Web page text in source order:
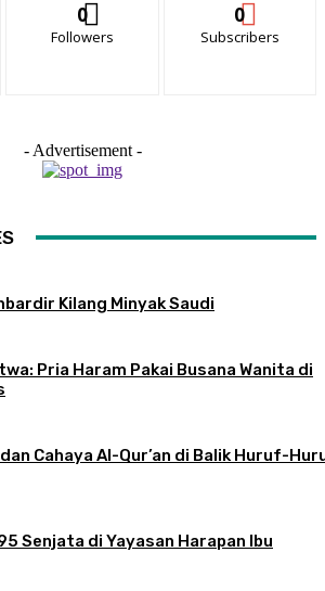
0
Followers
0
Subscribers
- Advertisement -
Kilang Minyak Saudi
Pria Haram Pakai Busana Wanita di
Cahaya Al-Qur’an di Balik Huruf-
Senjata di Yayasan Harapan Ibu